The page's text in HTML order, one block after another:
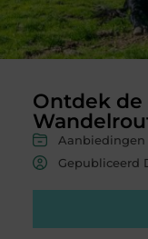
Ontdek de
Aanbiedingen
Gepubliceerd